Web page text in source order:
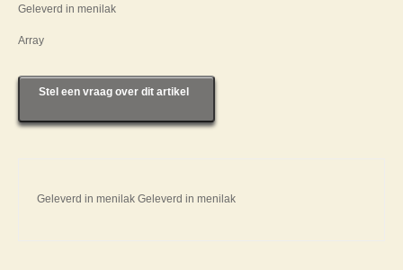
Geleverd in menilak
Array
Stel een vraag over dit artikel
Geleverd in menilak Geleverd in menilak